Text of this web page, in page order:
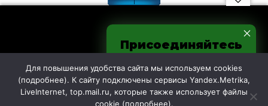
Материалы, авторские права на которые принадлежат OOO
"Редакция газеты "Шахтинские известия", могут быть
предварительного согласия со стороны редакции только с
обязательной активной гиперссылкой на shakhty-media.ru.
Дословное дублирование и чрезмерное цитирование
контента запрещено.
Для повышения удобства сайта мы используем cookies
(подробнее). К сайту подключены сервисы Yandex.Metrika,
LiveInternet, top.mail.ru, которые также использует файлы
cookie (подробнее).
Присоединяйтесь
к нам в соцсетях